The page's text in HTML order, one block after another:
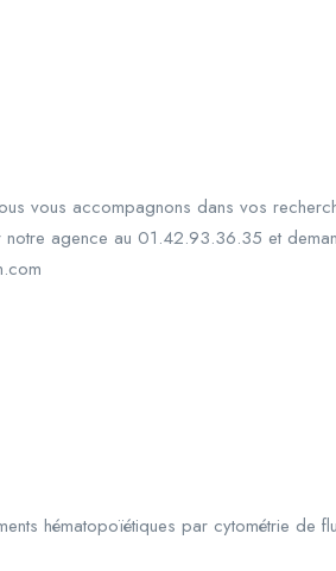
vous accompagnons dans vos
agence au 01.42.93.36.35 et
hématopoïétiques par cytométrie de